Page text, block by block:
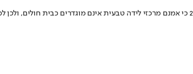
ב־2017 הוציא משרד הבריאות צו סגירה למרכז לידה שפעל בגדרה. בעקבות זאת הנושא הגיע עד לבג"ץ, שקבע ב־2021 כי אמנם